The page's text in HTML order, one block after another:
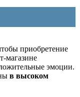
приобретение
магазине
эмоции.
в высоком